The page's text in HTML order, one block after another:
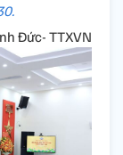
Đức- TTXVN